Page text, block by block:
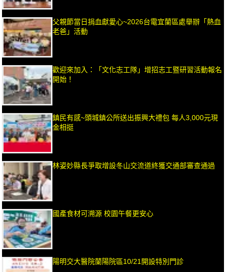
父親節當日捐血獻愛心~2026台電宜蘭區處舉辦「熱血
老爸」活動
歡迎來加入：「文化志工隊」增招志工暨研習活動報名
開始！
鎮民有感~頭城鎮公所送出振興大禮包 每人3,000元現
金相挺
林姿妙縣長爭取增設冬山交流道終獲交通部審查通過
國產食材可溯源 校園午餐更安心
陽明交大醫院蘭陽院區10/21開設特別門診